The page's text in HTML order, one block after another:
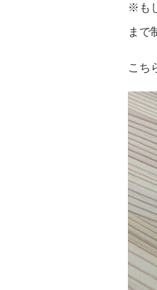
※も
まで
こち